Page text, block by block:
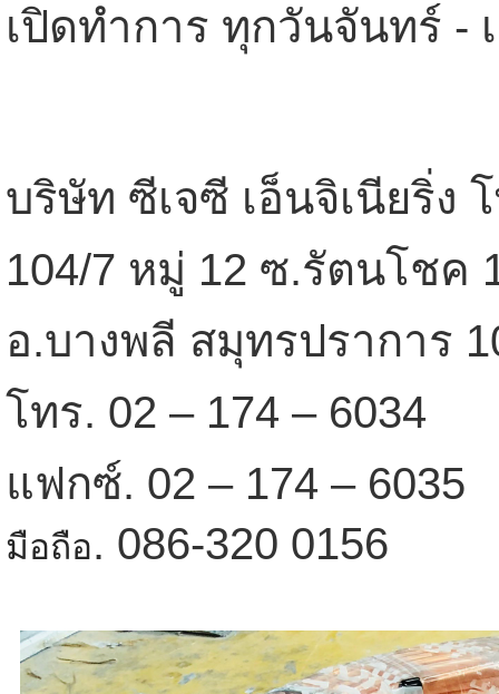
เปิดทำการ ทุกวันจันทร์ -
บริษัท ซีเจซี เอ็นจิเนียริ่ง
104/7 หมู่ 12 ซ.รัตนโชค
อ.บางพลี สมุทรปราการ
โทร. 02 – 174 – 6034
แฟกซ์. 02 – 174 – 6035
มือถือ. 086-320 0156